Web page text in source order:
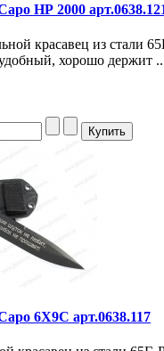
НР 2000
красавец из стали
хорошо держит
6Х9С арт.0638.117